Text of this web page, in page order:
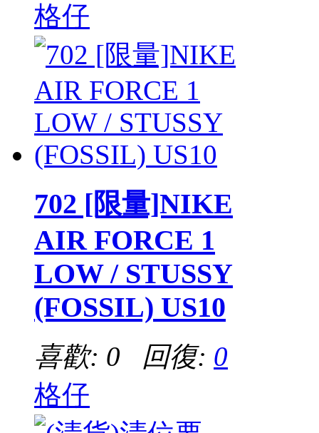
格仔
702 [限量]NIKE
AIR FORCE 1
LOW / STUSSY
(FOSSIL) US10
喜歡: 0 回復: 0
格仔